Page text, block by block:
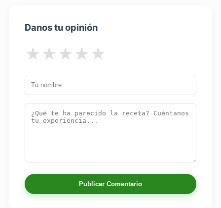
Danos tu opinión
★
★
★
★
★
Publicar Comentario